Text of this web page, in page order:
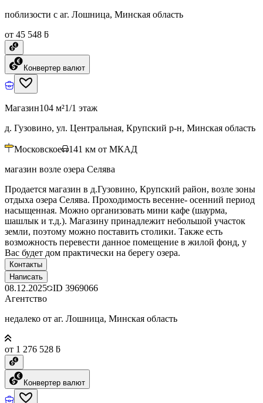
поблизости с аг. Лошница, Минская область
от 45 548 ƃ
Конвертер валют
Магазин104 м²1/1 этаж
д. Гузовино, ул. Центральная, Крупский р-н, Минская область
Московское 141 км от МКАД
магазин возле озера Селява
Продается магазин в д.Гузовино, Крупский район, возле зоны
отдыха озера Селява. Проходимость весенне- осенний период
насыщенная. Можно организовать мини кафе (шаурма,
шашлык и т.д.). Магазину принадлежит небольшой участок
земли, поэтому можно поставить столики. Также есть
возможность перевести данное помещение в жилой фонд, у
Вас будет дом практически на берегу озера.
Контакты
Написать
08.12.2025 ID 3969066
Агентство
недалеко от аг. Лошница, Минская область
от 1 276 528 ƃ
Конвертер валют